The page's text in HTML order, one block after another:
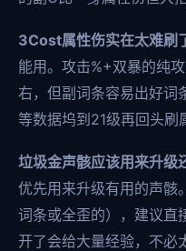
3Cost属性伤实在太难刷
能用。攻击%+双暴的纯
右，但副词条容易出好词
等数据坞到21级再回头刷
垃圾金声骸应该用来升级
优先用来升级有用的声骸
词条或全歪的），建议直
开了会给大量经验，不必